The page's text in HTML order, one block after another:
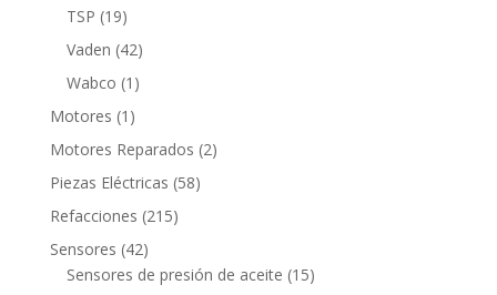
TSP 1919
productos
Vaden 4242
productos
Wabco 1 1
producto
Motores 1 1
producto
Motores Reparados 22
Piezas Eléctricas 5858
Refacciones 215215
Sensores 4242
productos
Sensores de presión de aceite 1515